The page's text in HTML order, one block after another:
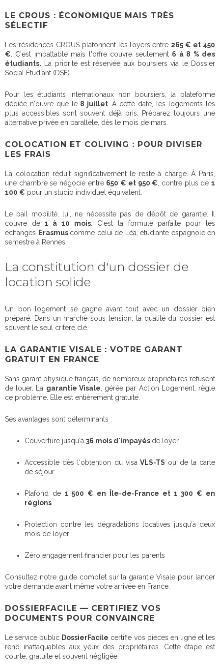
LE CROUS : ÉCONOMIQUE MAIS TRÈS
SÉLECTIF
Les résidences CROUS plafonnent les loyers entre 265 € et 450
€ . C'est imbattable mais l'offre couvre seulement 6 à 8 % des
étudiants. La priorité est réservée aux boursiers via le Dossier
Social Étudiant (DSE).
Pour les étudiants internationaux non boursiers, la plateforme
dédiée n'ouvre que le8 juillet. À cette date, les logements les
plus accessibles sont souvent déjà pris. Préparez toujours une
alternative privée en parallèle, dès le mois de mars.
COLOCATION ET COLIVING : POUR DIVISER
LES FRAIS
La colocation réduit significativement le reste à charge. À Paris,
une chambre se négocie entre 650 € et 950 € , contre plus de1
100 € pour un studio individuel équivalent.
Le bail mobilité, lui, ne nécessite pas de dépôt de garantie. Il
couvre de1 à 10 mois . C'est la formule parfaite pour les
échanges Erasmus comme celui de Léa, étudiante espagnole en
semestre à Rennes.
La constitution d'un dossier de
location solide
Un bon logement se gagne avant tout avec un dossier bien
préparé. Dans un marché sous tension, la qualité du dossier est
souvent le seul critère clé.
LA GARANTIE VISALE : VOTRE GARANT
GRATUIT EN FRANCE
Sans garant physique français, de nombreux propriétaires refusent
de louer. La garantie Visale , gérée par Action Logement, règle
ce problème. Elle est entièrement gratuite.
Ses avantages sont déterminants :
Couverture jusqu'à 36 mois d'impayés de loyer
Accessible dès l'obtention du visa VLS-TS ou de la carte
de séjour
Plafond de 1 500 € en Île-de-France et 1 300 € en
régions
Protection contre les dégradations locatives jusqu'à deux
mois de loyer
Zéro engagement financier pour les parents
Consultez notre guide complet sur la garantie Visale pour lancer
votre demande avant même votre arrivée en France.
DOSSIERFACILE — CERTIFIEZ VOS
DOCUMENTS POUR CONVAINCRE
Le service public DossierFacile certifie vos pièces en ligne et les
rend inattaquables aux yeux des propriétaires. Cette étape est
courte, gratuite et souvent négligée.